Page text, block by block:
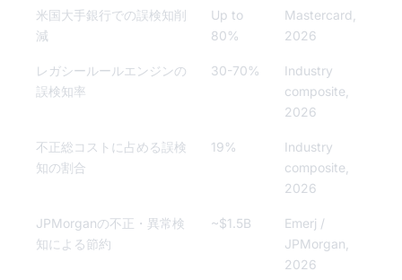
米国大手銀行での誤検知削
減
Up to
80%
Mastercard,
2026
レガシールールエンジンの
誤検知率
30-70%
Industry
composite,
2026
不正総コストに占める誤検
知の割合
19%
Industry
composite,
2026
JPMorganの不正・異常検
知による節約
~$1.5B
Emerj /
JPMorgan,
2026